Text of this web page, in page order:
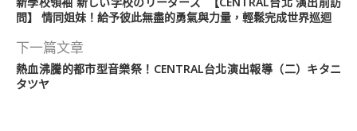
問】 情同姐妹！給予彼此無盡的勇氣與力量，輕鬆完成世界巡迴
下一篇文章
熱血沸騰的都市型音樂祭！CENTRAL台北演出報導（二）キタニ
タツヤ